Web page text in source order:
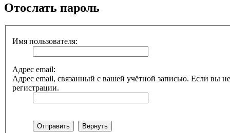
Отослать пароль
Имя пользователя:
Адрес email:
Адрес email, связанный с вашей учётной записью. Если вы
регистрации.